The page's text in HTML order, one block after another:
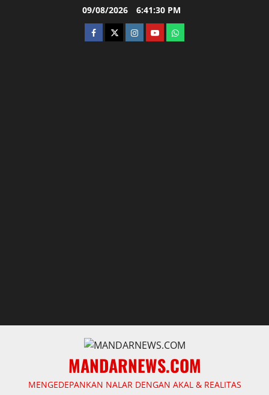
09/08/2026 6:41:30 PM
facebooktwitterinstagram.com
youtubewhatsapp
MANDARNEWS.COM
MENGEDEPANKAN NALAR DENGAN AKAL & REALITAS